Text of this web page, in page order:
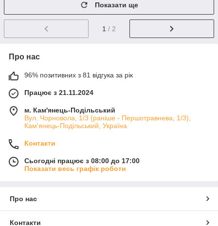
Показати ще
1 / 2
Про нас
96% позитивних з 81 відгука за рік
Працює з 21.11.2024
м. Кам'янець-Подільський
Вул. Чорновола, 1/3 (раніше - Першотравнева, 1/3),
Кам'янець-Подільський, Україна
Контакти
Сьогодні працює з 08:00 до 17:00
Показати весь графік роботи
Про нас
Контакти